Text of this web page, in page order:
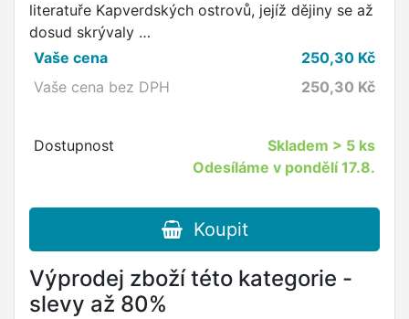
literatuře Kapverdských ostrovů, jejíž dějiny se až
dosud skrývaly …
Vaše cena
250,30 Kč
Vaše cena bez DPH
250,30 Kč
Dostupnost Skladem > 5 ks
Odesíláme v pondělí 17.8.
Koupit
Výprodej zboží této kategorie -
slevy až 80%